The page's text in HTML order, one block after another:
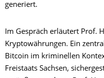
generiert.
Im Gespräch erläutert Prof.
Kryptowährungen. Ein
Bitcoin im kriminellen
Freistaats Sachsen,